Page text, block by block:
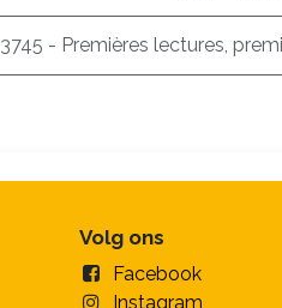
3745 - Premières lectures,
Volg ons
Facebook
Instagram